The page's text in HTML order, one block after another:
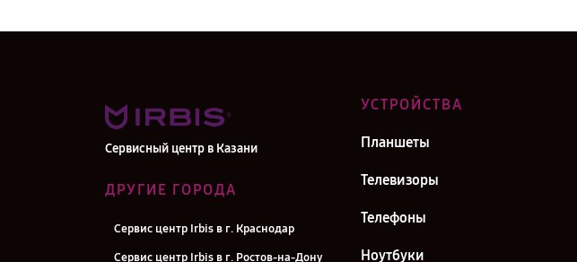
Сервисный центр в Казани
ДРУГИЕ ГОРОДА
Сервис центр Irbis в г. Краснодар
Сервис центр Irbis в г. Ростов-на-Дону
УСТРОЙСТВА
Планшеты
Телевизоры
Телефоны
Ноутбуки